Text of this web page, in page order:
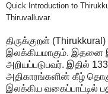
Quick Introduction to
Thiruvalluvar.
திருக்குறள்
இலக்கியமாகும். இதனை
அறியப்படுபவர். இதில்
அதிகாரங்களின் கீழ்
இலக்கிய வகைப்பாட்டில்